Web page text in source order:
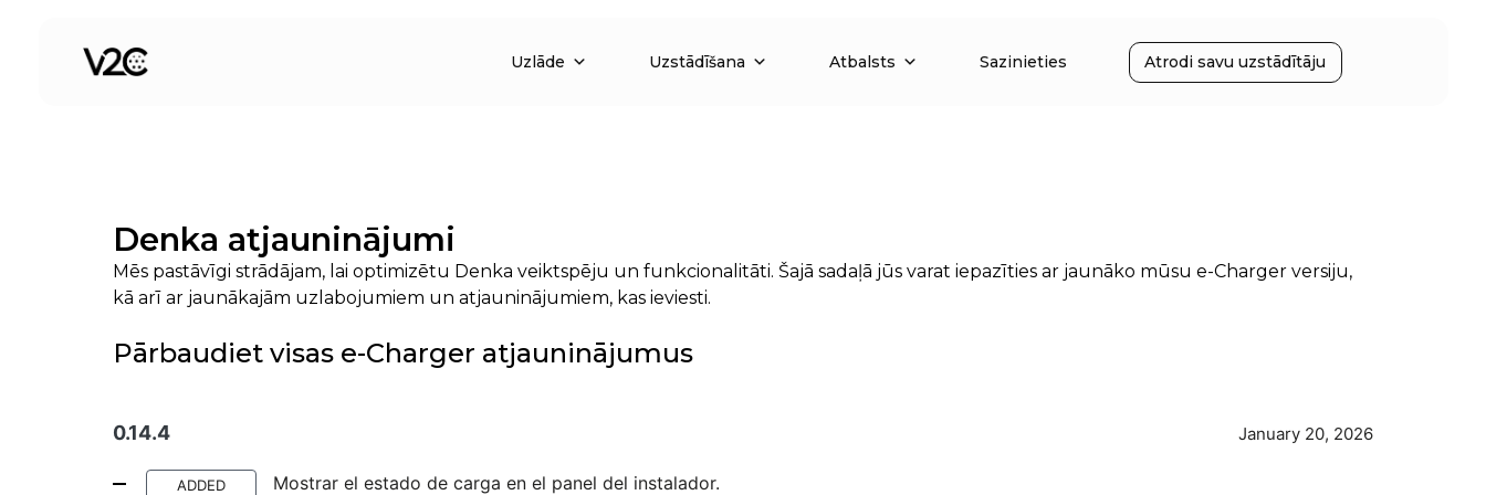
Uzlāde Uzstādīšana Atbalsts Sazinieties Atrodi savu uzstādītāju
Denka atjauninājumi
Mēs pastāvīgi strādājam, lai optimizētu Denka veiktspēju un funkcionalitāti. Šajā sadaļā jūs varat iepazīties ar jaunāko mūsu e-Charger versiju,
kā arī ar jaunākajām uzlabojumiem un atjauninājumiem, kas ieviesti.
Pārbaudiet visas e-Charger atjauninājumus
0.14.4 January 20, 2026
ADDED Mostrar el estado de carga en el panel del instalador.